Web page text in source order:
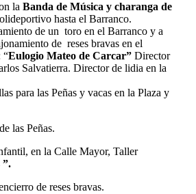
la Banda de Música y charanga de
hasta el Barranco.
de un toro en el Barranco y a
de reses bravas en el
“Eulogio Mateo de Carcar” Director
Salvatierra. Director de lidia en la
para las Peñas y vacas en la Plaza y
las Peñas.
en la Calle Mayor, Taller
”.
de reses bravas.